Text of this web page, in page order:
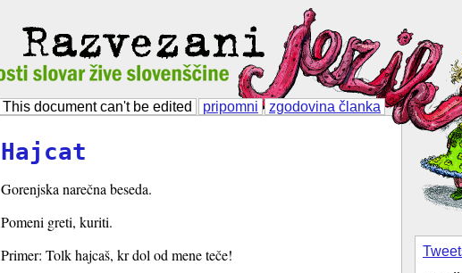
This document can't be edited pripomni zgodovina članka
Hajcat
Gorenjska narečna beseda.
Pomeni greti, kuriti.
Primer: Tolk hajcaš, kr dol od mene teče!